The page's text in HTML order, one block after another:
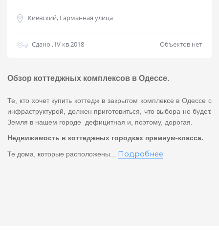
Киевский, Гарманная улица
Сдано , IV кв 2018 Объектов нет
Обзор коттеджных комплексов в Одессе.
Те, кто хочет купить коттедж в закрытом комплексе в Одессе с
инфраструктурой, должен приготовиться, что выбора не будет.
Земля в нашем городе дефицитная и, поэтому, дорогая.
Недвижимость в коттеджных городках премиум-класса.
Те дома, которые расположены... Подробнее